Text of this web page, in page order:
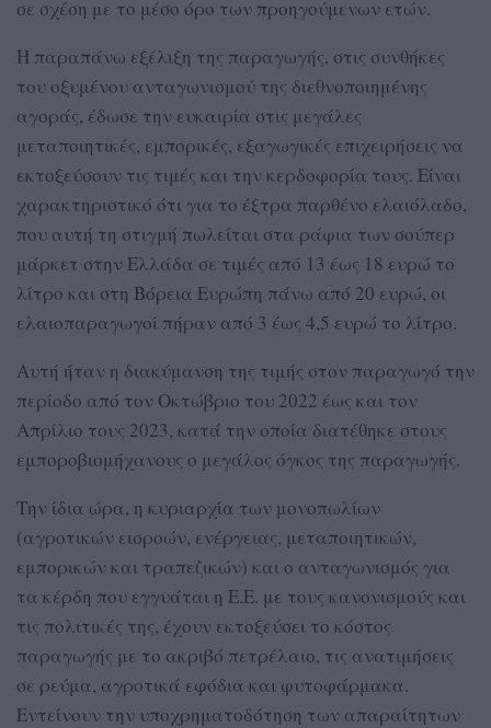
σε σχέση με το μέσο όρο των προηγούμενων ετών.
Η παραπάνω εξέλιξη της παραγωγής, στις συνθήκες
του οξυμένου ανταγωνισμού της διεθνοποιημένης
αγοράς, έδωσε την ευκαιρία στις μεγάλες
μεταποιητικές, εμπορικές, εξαγωγικές επιχειρήσεις να
εκτοξεύσουν τις τιμές και την κερδοφορία τους. Είναι
χαρακτηριστικό ότι για το έξτρα παρθένο ελαιόλαδο,
που αυτή τη στιγμή πωλείται στα ράφια των σούπερ
μάρκετ στην Ελλάδα σε τιμές από 13 έως 18 ευρώ το
λίτρο και στη Βόρεια Ευρώπη πάνω από 20 ευρώ, οι
ελαιοπαραγωγοί πήραν από 3 έως 4,5 ευρώ το λίτρο.
Αυτή ήταν η διακύμανση της τιμής στον παραγωγό την
περίοδο από τον Οκτώβριο του 2022 έως και τον
Απρίλιο τους 2023, κατά την οποία διατέθηκε στους
εμποροβιομήχανους ο μεγάλος όγκος της παραγωγής.
Την ίδια ώρα, η κυριαρχία των μονοπωλίων
(αγροτικών εισροών, ενέργειας, μεταποιητικών,
εμπορικών και τραπεζικών) και ο ανταγωνισμός για
τα κέρδη που εγγυάται η Ε.Ε. με τους κανονισμούς και
τις πολιτικές της, έχουν εκτοξεύσει το κόστος
παραγωγής με το ακριβό πετρέλαιο, τις ανατιμήσεις
σε ρεύμα, αγροτικά εφόδια και φυτοφάρμακα.
Εντείνουν την υποχρηματοδότηση των απαραίτητων